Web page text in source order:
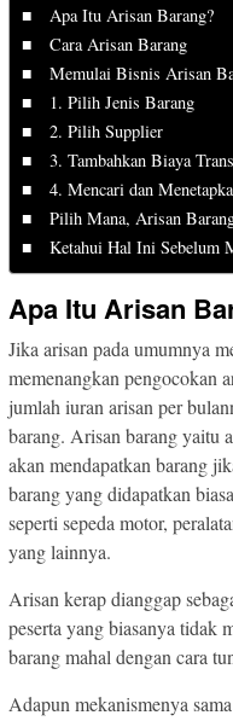
Apa Itu Arisan Barang?
Cara Arisan Barang
Memulai Bisnis Arisan
1. Pilih Jenis Barang
2. Pilih Supplier
3. Tambahkan Biaya
4. Mencari dan
Pilih Mana, Arisan
Ketahui Hal Ini Sebelum
Apa Itu Arisan
Jika arisan pada umumnya
memenangkan pengocokan
jumlah iuran arisan per
barang. Arisan barang yaitu
akan mendapatkan barang
barang yang didapatkan
seperti sepeda motor,
yang lainnya.
Arisan kerap dianggap
peserta yang biasanya tidak
barang mahal dengan cara
Adapun mekanismenya